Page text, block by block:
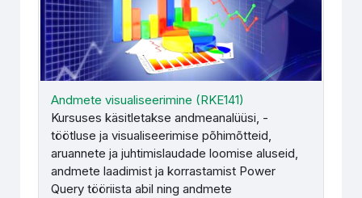
Andmete visualiseerimine (RKE141)
Kursuses käsitletakse andmeanalüüsi, -
töötluse ja visualiseerimise põhimõtteid,
aruannete ja juhtimislaudade loomise aluseid,
andmete laadimist ja korrastamist Power
Query tööriista abil ning andmete